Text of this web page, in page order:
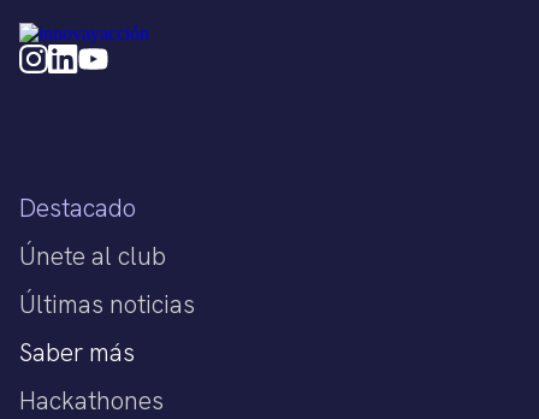
Destacado
Únete al club
Últimas noticias
Saber más
Hackathones